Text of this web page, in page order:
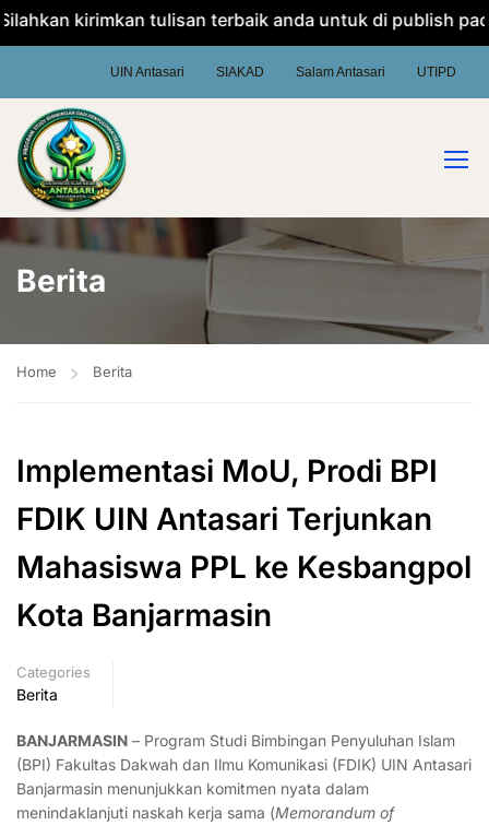
kirimkan tulisan terbaik anda untuk di publish pada
UIN Antasari SIAKAD Salam Antasari UTIPD
Berita
Home Berita
Implementasi MoU, Prodi BPI
FDIK UIN Antasari Terjunkan
Mahasiswa PPL ke Kesbangpol
Kota Banjarmasin
Categories
Berita
BANJARMASIN – Program Studi Bimbingan Penyuluhan Islam
(BPI) Fakultas Dakwah dan Ilmu Komunikasi (FDIK) UIN Antasari
Banjarmasin menunjukkan komitmen nyata dalam
menindaklanjuti naskah kerja sama (Memorandum of